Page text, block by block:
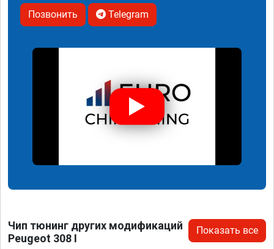
Позвонить Telegram
Чип тюнинг других модификаций
Peugeot 308 I
Показать все